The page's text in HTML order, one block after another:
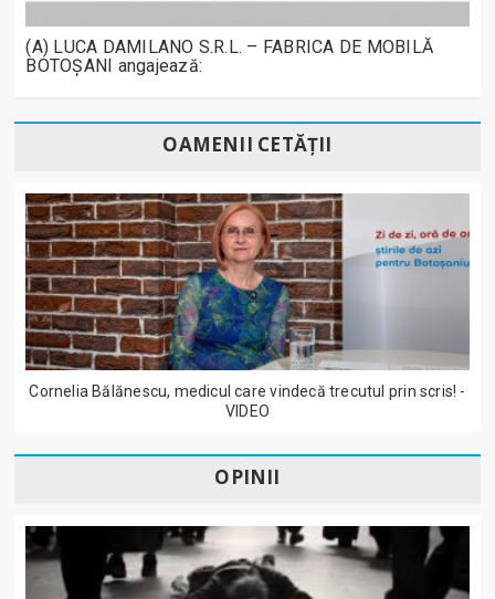
(A) LUCA DAMILANO S.R.L. – FABRICA DE MOBILĂ
BOTOȘANI angajează:
OAMENII CETĂȚII
Cornelia Bălănescu, medicul care vindecă trecutul prin scris! -
VIDEO
OPINII